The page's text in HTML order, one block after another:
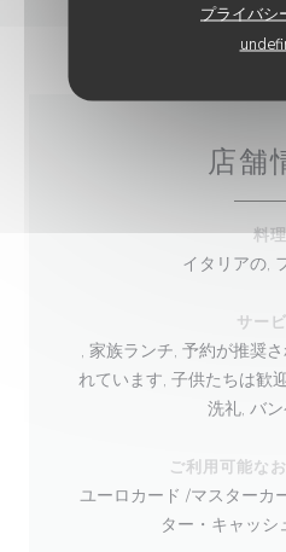
プライバシ
店舗
料
イタリアの,
サー
, 家族ランチ, 予約が推奨
れています, 子供たちは歓
洗礼, バ
ご利用可能な
ユーロカード /マスターカ
ター・キャッシ